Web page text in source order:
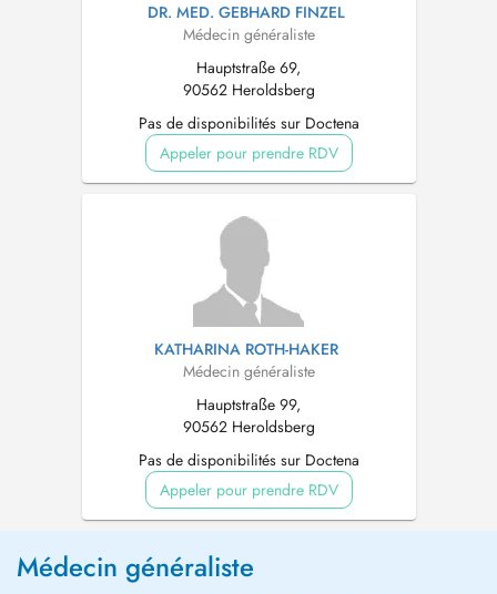
DR. MED. GEBHARD FINZEL
Médecin généraliste
Hauptstraße 69,
90562 Heroldsberg
Pas de disponibilités sur Doctena
Appeler pour prendre RDV
KATHARINA ROTH-HAKER
Médecin généraliste
Hauptstraße 99,
90562 Heroldsberg
Pas de disponibilités sur Doctena
Appeler pour prendre RDV
Médecin généraliste